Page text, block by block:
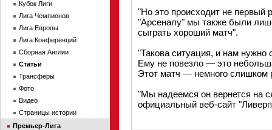
"Но это происходит не первый
"Арсеналу" мы также были
сыграть хороший матч".
"Такова ситуация, и нам
Ему не повезло — это
Этот матч — немного слишком
"Мы надеемся он вернется на
официальный веб-сайт
Кубок Лиги
Лига Чемпионов
Лига Европы
Лига Конференций
Сборная Англии
Статьи
Трансферы
Фото
Видео
Страницы истории
Премьер-Лига